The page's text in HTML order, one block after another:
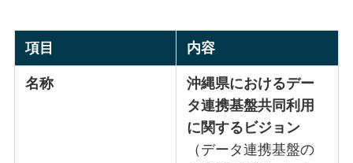
項目 内容
名称
沖縄県におけるデー
タ連携基盤共同利用
に関するビジョン
（データ連携基盤の